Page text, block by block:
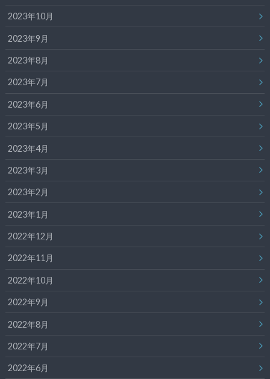
2023年10月
2023年9月
2023年8月
2023年7月
2023年6月
2023年5月
2023年4月
2023年3月
2023年2月
2023年1月
2022年12月
2022年11月
2022年10月
2022年9月
2022年8月
2022年7月
2022年6月